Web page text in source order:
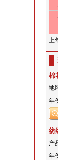
棉
地
年
纺
产
年